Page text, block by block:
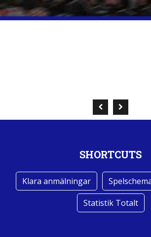
SHORTCUTS
Klara anmälningar
Statistik Totalt